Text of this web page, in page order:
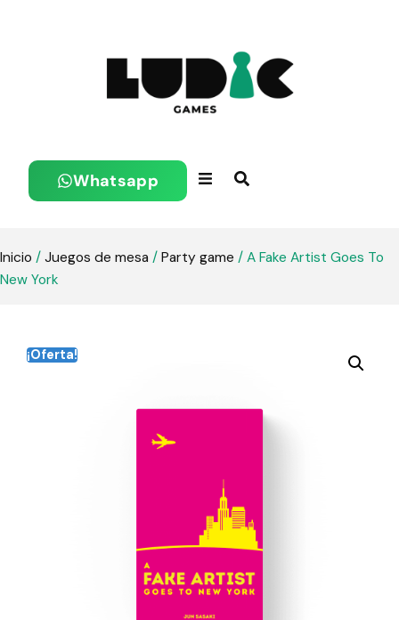
Whatsapp
Inicio /Juegos de mesa /Party game / A Fake Artist Goes To
New York
¡Oferta!